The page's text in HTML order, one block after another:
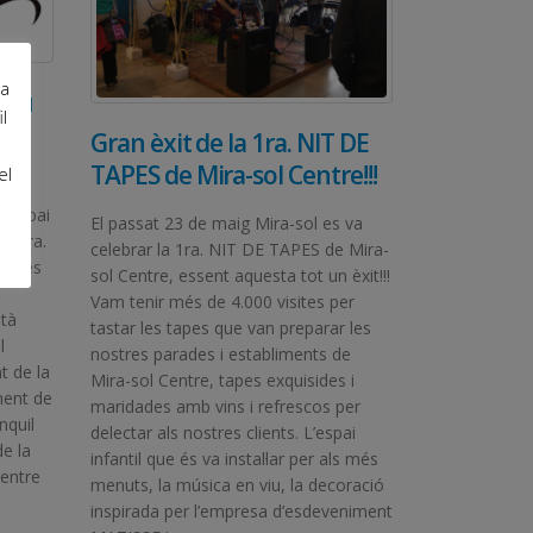
espai
1ra.
més
de la
de
la
Gran èxit de la 1ra. NIT DE
TAPES de Mira-sol Centre!!!
El passat 23 de maig Mira-sol es va
celebrar la 1ra. NIT DE TAPES de Mira-
sol Centre, essent aquesta tot un èxit!!!
Vam tenir més de 4.000 visites per
tastar les tapes que van preparar les
nostres parades i establiments de
Mira-sol Centre, tapes exquisides i
maridades amb vins i refrescos per
delectar als nostres clients. L’espai
infantil que és va instal·lar per als més
menuts, la música en viu, la decoració
inspirada per l’empresa d’esdeveniment